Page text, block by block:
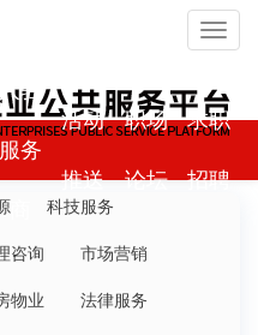
入驻
服务
商
活动
推送
职场
论坛
求职
招聘
科技服务
咨询 市场营销
物业 法律服务